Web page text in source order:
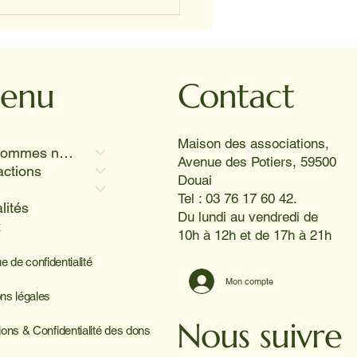
aussi radieux que le
😊
Qui sommes nous
de confidentialité
légales
& Confidentialité des dons
Contact
Maison des associations,
Avenue des Potiers, 59500
Douai
Tel : 03 76 17 60 42.
Du lundi au vendredi de
10h à 12h et de 17h à 21h
Mon compte
Nous suivre